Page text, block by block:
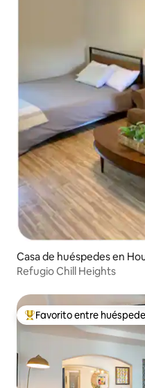
Casa de huéspedes en
Refugio Chill Heights
Favorito entre huéspedes
Favorito entre